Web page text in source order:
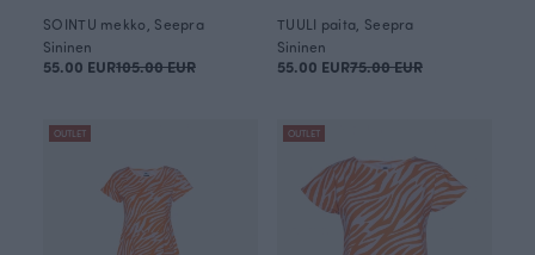
SOINTU mekko, Seepra
Sininen
55.00 EUR105.00 EUR
TUULI paita, Seepra
Sininen
55.00 EUR75.00 EUR
OUTLET OUTLET